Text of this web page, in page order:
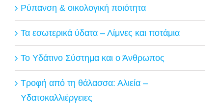
Ρύπανση & οικολογική ποιότητα
Τα εσωτερικά ύδατα – Λίμνες και ποτάμια
Το Υδάτινο Σύστημα και ο Άνθρωπος
Τροφή από τη θάλασσα: Αλιεία –
Υδατοκαλλιέργειες